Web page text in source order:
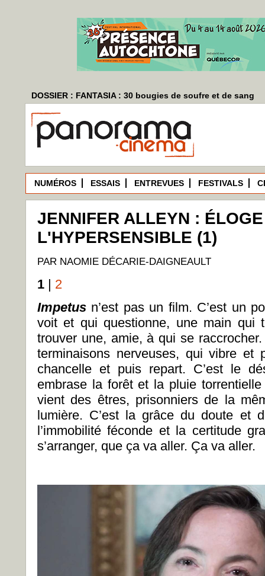
DOSSIER : FANTASIA : 30 bougies de soufre et de sang
NUMÉROS ESSAIS ENTREVUES FESTIVALS
JENNIFER ALLEYN :
L'HYPERSENSIBLE (1)
PAR NAOMIE DÉCARIE-DAIGNEAULT
1 | 2
Impetus n’est pas un film. C’est un
voit et qui questionne, une main qui
trouver une, amie, à qui se
terminaisons nerveuses, qui vibre et
chancelle et puis repart. C’est le
embrase la forêt et la pluie
vient des êtres, prisonniers de la
lumière. C’est la grâce du doute et
l’immobilité féconde et la certitude
s’arranger, que ça va aller. Ça va aller.